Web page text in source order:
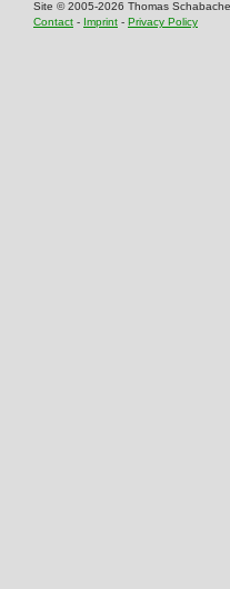
Site © 2005-2026 Thomas
Contact - Imprint - Privacy Policy